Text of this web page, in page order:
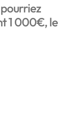
1 000€, le